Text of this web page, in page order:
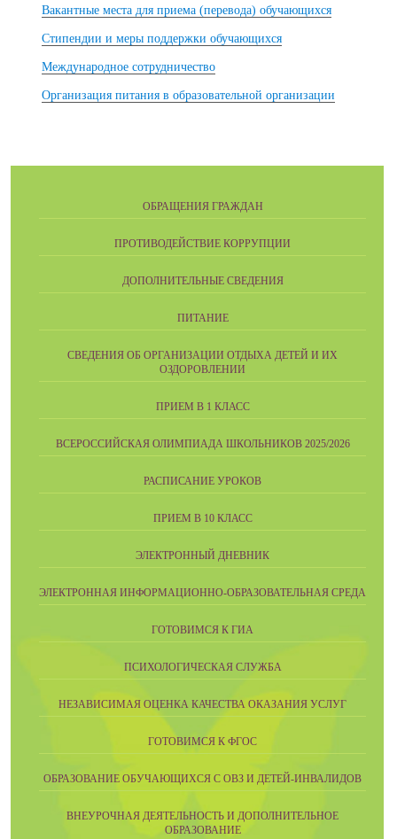
Вакантные места для приема (перевода) обучающихся
Стипендии и меры поддержки обучающихся
Международное сотрудничество
Организация питания в образовательной организации
ОБРАЩЕНИЯ ГРАЖДАН
ПРОТИВОДЕЙСТВИЕ КОРРУПЦИИ
ДОПОЛНИТЕЛЬНЫЕ СВЕДЕНИЯ
ПИТАНИЕ
СВЕДЕНИЯ ОБ ОРГАНИЗАЦИИ ОТДЫХА ДЕТЕЙ И ИХ
ОЗДОРОВЛЕНИИ
ПРИЕМ В 1 КЛАСС
ВСЕРОССИЙСКАЯ ОЛИМПИАДА ШКОЛЬНИКОВ 2025/2026
РАСПИСАНИЕ УРОКОВ
ПРИЕМ В 10 КЛАСС
ЭЛЕКТРОННЫЙ ДНЕВНИК
ЭЛЕКТРОННАЯ ИНФОРМАЦИОННО-ОБРАЗОВАТЕЛЬНАЯ СРЕДА
ГОТОВИМСЯ К ГИА
ПСИХОЛОГИЧЕСКАЯ СЛУЖБА
НЕЗАВИСИМАЯ ОЦЕНКА КАЧЕСТВА ОКАЗАНИЯ УСЛУГ
ГОТОВИМСЯ К ФГОС
ОБРАЗОВАНИЕ ОБУЧАЮЩИХСЯ С ОВЗ И ДЕТЕЙ-ИНВАЛИДОВ
ВНЕУРОЧНАЯ ДЕЯТЕЛЬНОСТЬ И ДОПОЛНИТЕЛЬНОЕ
ОБРАЗОВАНИЕ